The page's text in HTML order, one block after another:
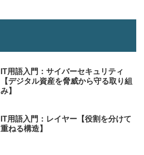
IT用語入門：サイバーセキュリティ
【デジタル資産を脅威から守る取り組
み】
IT用語入門：レイヤー【役割を分けて
重ねる構造】